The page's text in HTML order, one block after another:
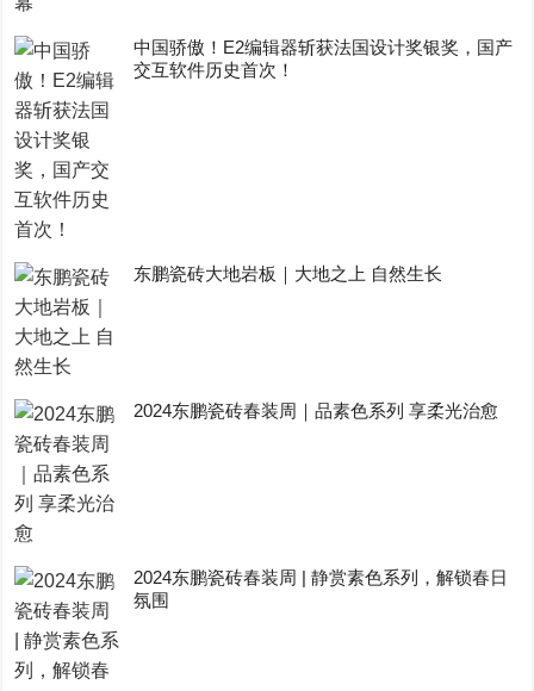
中国骄傲！E2编辑器斩获法国设计奖银奖，国产
交互软件历史首次！
东鹏瓷砖大地岩板｜大地之上 自然生长
2024东鹏瓷砖春装周｜品素色系列 享柔光治愈
2024东鹏瓷砖春装周 | 静赏素色系列，解锁春日
氛围